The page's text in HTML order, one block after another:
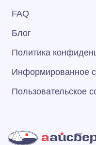
FAQ
Блог
Политика
Информированное
Пользовательское